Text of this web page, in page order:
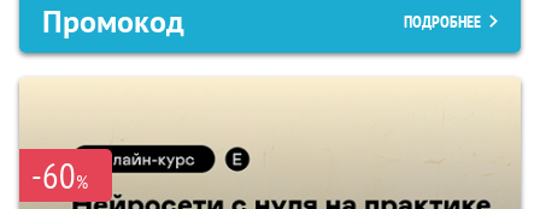
Промокод ПОДРОБНЕЕ
-60%